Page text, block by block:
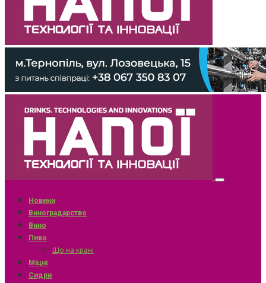
Новини
Виноградарство
Вино
Пиво
Що на крані
Міцні
Сидри